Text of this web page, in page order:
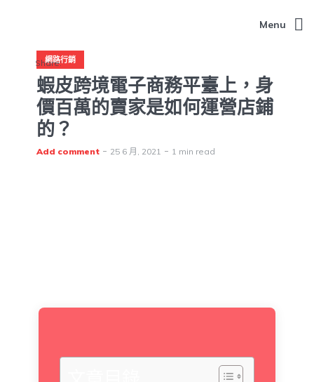
Menu
網路行銷
蝦皮跨境電子商務平臺上，身
價百萬的賣家是如何運營店鋪
的？
Add comment 25 6 月, 2021 1 min read
Share: